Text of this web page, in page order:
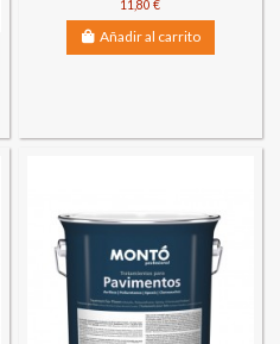
11,80 €
Añadir al carrito